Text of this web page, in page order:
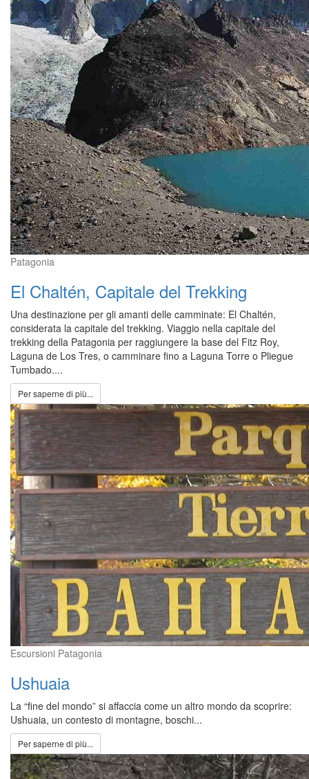
Patagonia
El Chaltén, Capitale del Trekking
Una destinazione per gli amanti delle camminate: El Chaltén,
considerata la capitale del trekking. Viaggio nella capitale del
trekking della Patagonia per raggiungere la base del Fitz Roy,
Laguna de Los Tres, o camminare fino a Laguna Torre o Pliegue
Tumbado....
Per saperne di più...
Escursioni Patagonia
Ushuaia
La “fine del mondo” si affaccia come un altro mondo da scoprire:
Ushuaia, un contesto di montagne, boschi...
Per saperne di più...